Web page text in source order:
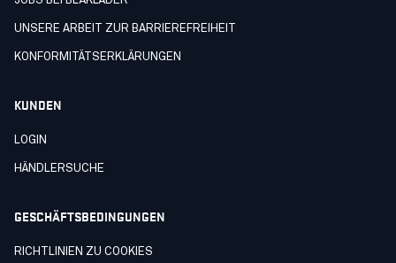
UNSERE ARBEIT ZUR BARRIEREFREIHEIT
KONFORMITÄTSERKLÄRUNGEN
KUNDEN
LOGIN
HÄNDLERSUCHE
GESCHÄFTSBEDINGUNGEN
RICHTLINIEN ZU COOKIES